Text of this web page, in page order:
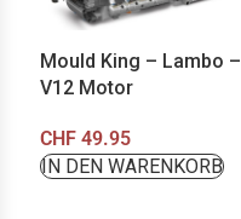
Mould King – Lambo –
V12 Motor
CHF 49.95
IN DEN WARENKORB